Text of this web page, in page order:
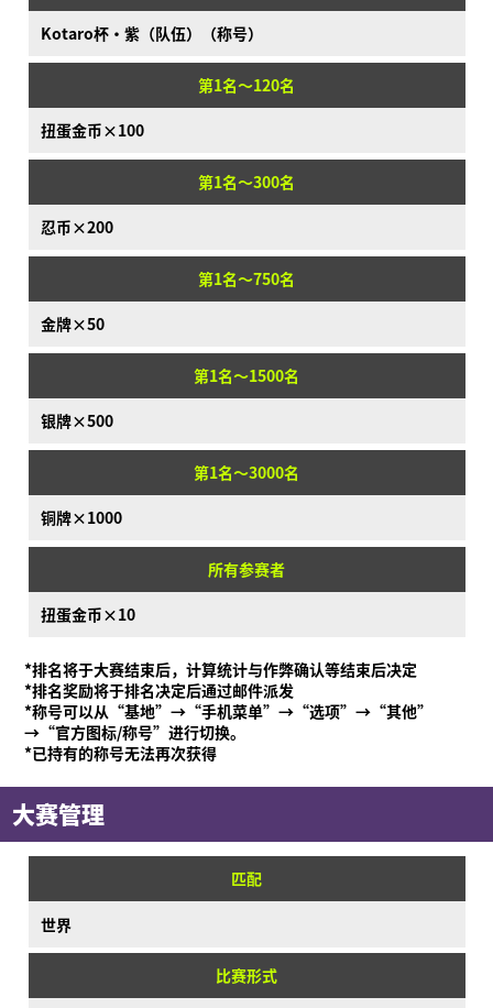
Kotaro杯·紫（队伍）（称号）
第1名～120名
扭蛋金币×100
第1名～300名
忍币×200
第1名～750名
金牌×50
第1名～1500名
银牌×500
第1名～3000名
铜牌×1000
所有参赛者
扭蛋金币×10
*排名将于大赛结束后，计算统计与作弊确认等结束后决定
*排名奖励将于排名决定后通过邮件派发
*称号可以从“基地”→“手机菜单”→“选项”→“其他”
→“官方图标/称号”进行切换。
*已持有的称号无法再次获得
大赛管理
匹配
世界
比赛形式